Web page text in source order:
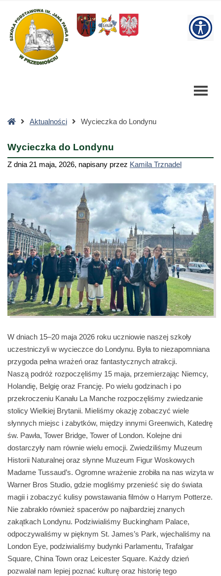
Londynu
Szkoła
Podstawowa
StronaAktualności Wycieczka do Londynu
Wycieczka do Londynu
Z dnia 21 maja, 2026, napisany przez Kamila Trznadel
W dniach 15–20 maja 2026 roku uczniowie naszej szkoły
uczestniczyli w wycieczce do Londynu. Była to niezapomniana
przygoda pełna wrażeń oraz fantastycznych atrakcji.
Naszą podróż rozpoczęliśmy 15 maja, przemierzając Niemcy,
Holandię, Belgię oraz Francję. Po wielu godzinach i po
przekroczeniu Kanału La Manche rozpoczęliśmy zwiedzanie
stolicy Wielkiej Brytanii. Mieliśmy okazję zobaczyć wiele
słynnych miejsc i zabytków, między innymi Greenwich, Katedrę
św. Pawła, Tower Bridge, Tower of London. Kolejne dni
dostarczyły nam równie wielu emocji. Zwiedziliśmy Muzeum
Historii Naturalnej oraz słynne Muzeum Figur Woskowych
Madame Tussaud’s. Ogromne wrażenie zrobiła na nas wizyta w
Warner Bros Studio, gdzie mogliśmy przenieść się do świata
magii i zobaczyć kulisy powstawania filmów o Harrym Potterze.
Nie zabrakło również spacerów po najbardziej znanych
zakątkach Londynu. Podziwialiśmy Buckingham Palace,
odpoczywaliśmy w pięknym St. James’s Park, wjechaliśmy na
London Eye, podziwialiśmy budynki Parlamentu, Trafalgar
Square, China Town oraz Leicester Square. Każdy dzień
pozwalał nam lepiej poznać kulturę oraz historię tego